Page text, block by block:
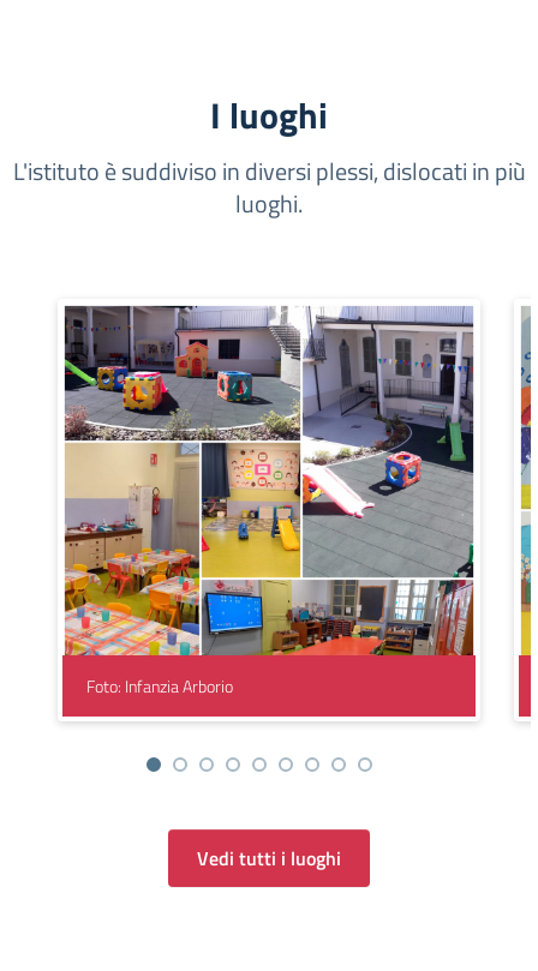
I luoghi
L'istituto è suddiviso in diversi plessi, dislocati in più
luoghi.
Foto: Infanzia Arborio
Vedi tutti i luoghi